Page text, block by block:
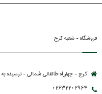
فروشگاه - شعبه کرج
کرج - چهارراه طالقانی شمالی - نرسیده
02632202964